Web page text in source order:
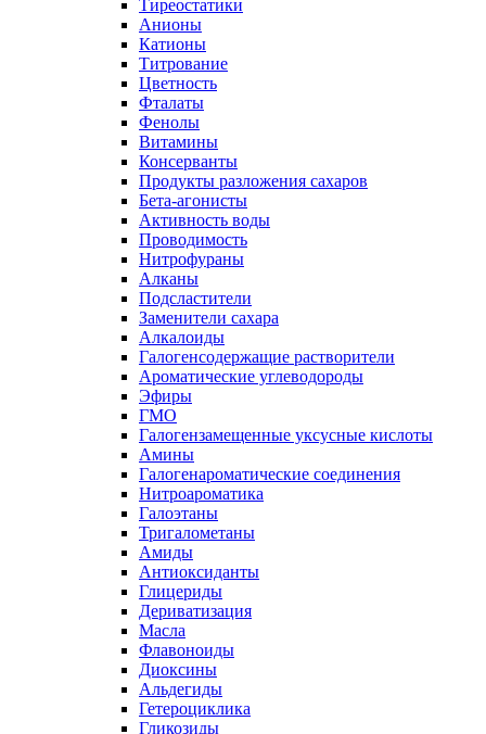
Тиреостатики
Анионы
Катионы
Титрование
Цветность
Фталаты
Фенолы
Витамины
Консерванты
Продукты разложения сахаров
Бета-агонисты
Активность воды
Проводимость
Нитрофураны
Алканы
Подсластители
Заменители сахара
Алкалоиды
Галогенсодержащие растворители
Ароматические углеводороды
Эфиры
ГМО
Галогензамещенные уксусные кислоты
Амины
Галогенароматические соединения
Нитроароматика
Галоэтаны
Тригалометаны
Амиды
Антиоксиданты
Глицериды
Дериватизация
Масла
Флавоноиды
Диоксины
Альдегиды
Гетероциклика
Гликозиды